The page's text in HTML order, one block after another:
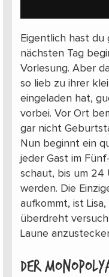
Eigentlich hast
nächsten Tag
Vorlesung. Aber
so lieb zu ihrer
eingeladen hat,
vorbei. Vor Ort
gar nicht
Nun beginnt ein
jeder Gast im
schaut, bis um 24
werden. Die
aufkommt, ist
überdreht
Laune
Der